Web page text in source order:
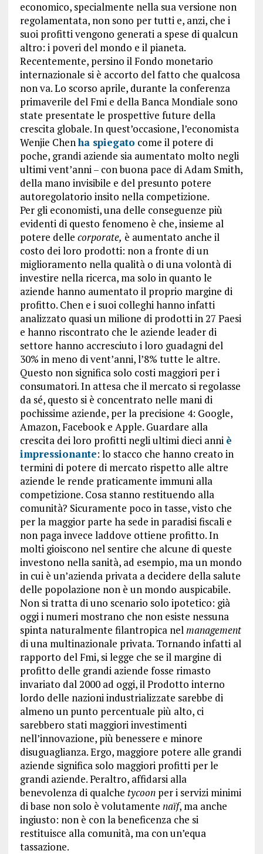
economico, specialmente nella sua versione non
regolamentata, non sono per tutti e, anzi, che i
suoi profitti vengono generati a spese di qualcun
altro: i poveri del mondo e il pianeta.
Recentemente, persino il Fondo monetario
internazionale si è accorto del fatto che qualcosa
non va. Lo scorso aprile, durante la conferenza
primaverile del Fmi e della Banca Mondiale sono
state presentate le prospettive future della
crescita globale. In quest’occasione, l’economista
Wenjie Chenha spiegato come il potere di
poche, grandi aziende sia aumentato molto negli
ultimi vent’anni – con buona pace di Adam Smith,
della mano invisibile e del presunto potere
autoregolatorio insito nella competizione.
Per gli economisti, una delle conseguenze più
evidenti di questo fenomeno è che, insieme al
potere delle corporate, è aumentato anche il
costo dei loro prodotti: non a fronte di un
miglioramento nella qualità o di una volontà di
investire nella ricerca, ma solo in quanto le
aziende hanno aumentato il proprio margine di
profitto. Chen e i suoi colleghi hanno infatti
analizzato quasi un milione di prodotti in 27 Paesi
e hanno riscontrato che le aziende leader di
settore hanno accresciuto i loro guadagni del
30% in meno di vent’anni, l’8% tutte le altre.
Questo non significa solo costi maggiori per i
consumatori. In attesa che il mercato si regolasse
da sé, questo si è concentrato nelle mani di
pochissime aziende, per la precisione 4: Google,
Amazon, Facebook e Apple. Guardare alla
crescita dei loro profitti negli ultimi dieci anni è
impressionante: lo stacco che hanno creato in
termini di potere di mercato rispetto alle altre
aziende le rende praticamente immuni alla
competizione. Cosa stanno restituendo alla
comunità? Sicuramente poco in tasse, visto che
per la maggior parte ha sede in paradisi fiscali e
non paga invece laddove ottiene profitto. In
molti gioiscono nel sentire che alcune di queste
investono nella sanità, ad esempio, ma un mondo
in cui è un’azienda privata a decidere della salute
delle popolazione non è un mondo auspicabile.
Non si tratta di uno scenario solo ipotetico: già
oggi i numeri mostrano che non esiste nessuna
spinta naturalmente filantropica nelmanagement
di una multinazionale privata. Tornando infatti al
rapporto del Fmi, si legge che se il margine di
profitto delle grandi aziende fosse rimasto
invariato dal 2000 ad oggi, il Prodotto interno
lordo delle nazioni industrializzate sarebbe di
almeno un punto percentuale più alto, ci
sarebbero stati maggiori investimenti
nell’innovazione, più benessere e minore
disuguaglianza. Ergo, maggiore potere alle grandi
aziende significa solo maggiori profitti per le
grandi aziende. Peraltro, affidarsi alla
benevolenza di qualche tycoon per i servizi minimi
di base non solo è volutamente naïf, ma anche
ingiusto: non è con la beneficenza che si
restituisce alla comunità, ma con un’equa
tassazione.